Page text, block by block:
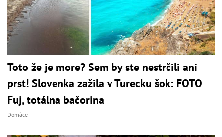
Toto že je more? Sem by ste nestrčili ani
prst! Slovenka zažila v Turecku šok: FOTO
Fuj, totálna bačorina
Domáce